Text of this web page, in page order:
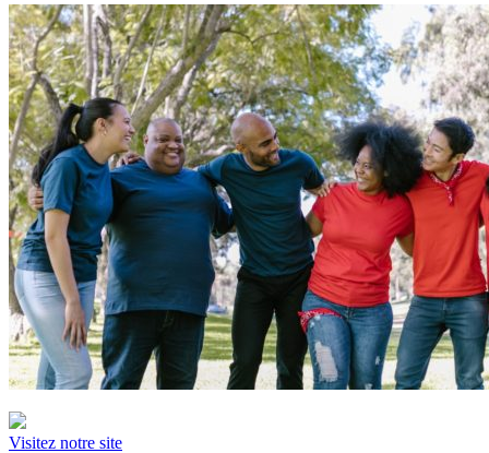
Visitez notre site